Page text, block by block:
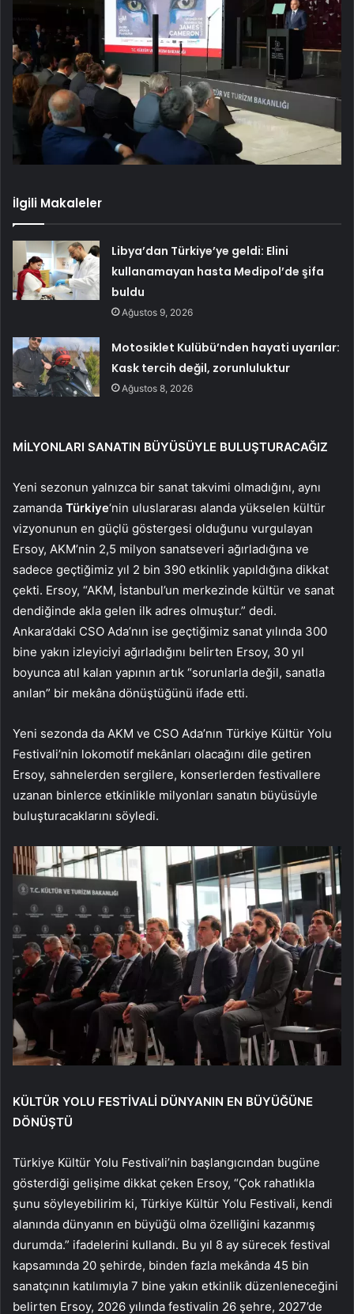
İlgili Makaleler
Libya’dan Türkiye’ye geldi: Elini
kullanamayan hasta Medipol’de şifa
buldu
Ağustos 9, 2026
Motosiklet Kulübü’nden hayati uyarılar:
Kask tercih değil, zorunluluktur
Ağustos 8, 2026
MİLYONLARI SANATIN BÜYÜSÜYLE BULUŞTURACAĞIZ
Yeni sezonun yalnızca bir sanat takvimi olmadığını, aynı
zamanda Türkiye‘nin uluslararası alanda yükselen kültür
vizyonunun en güçlü göstergesi olduğunu vurgulayan
Ersoy, AKM’nin 2,5 milyon sanatseveri ağırladığına ve
sadece geçtiğimiz yıl 2 bin 390 etkinlik yapıldığına dikkat
çekti. Ersoy, “AKM, İstanbul’un merkezinde kültür ve sanat
dendiğinde akla gelen ilk adres olmuştur.” dedi.
Ankara’daki CSO Ada’nın ise geçtiğimiz sanat yılında 300
bine yakın izleyiciyi ağırladığını belirten Ersoy, 30 yıl
boyunca atıl kalan yapının artık “sorunlarla değil, sanatla
anılan” bir mekâna dönüştüğünü ifade etti.
Yeni sezonda da AKM ve CSO Ada’nın Türkiye Kültür Yolu
Festivali’nin lokomotif mekânları olacağını dile getiren
Ersoy, sahnelerden sergilere, konserlerden festivallere
uzanan binlerce etkinlikle milyonları sanatın büyüsüyle
buluşturacaklarını söyledi.
KÜLTÜR YOLU FESTİVALİ DÜNYANIN EN BÜYÜĞÜNE
DÖNÜŞTÜ
Türkiye Kültür Yolu Festivali’nin başlangıcından bugüne
gösterdiği gelişime dikkat çeken Ersoy, “Çok rahatlıkla
şunu söyleyebilirim ki, Türkiye Kültür Yolu Festivali, kendi
alanında dünyanın en büyüğü olma özelliğini kazanmış
durumda.” ifadelerini kullandı. Bu yıl 8 ay sürecek festival
kapsamında 20 şehirde, binden fazla mekânda 45 bin
sanatçının katılımıyla 7 bine yakın etkinlik düzenleneceğini
belirten Ersoy, 2026 yılında festivalin 26 şehre, 2027’de